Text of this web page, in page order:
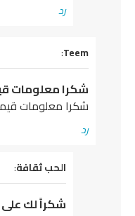
رد
يقول
Teem
:
شكرا معلومات
شكرا معلومات
رد
يقول
الحب ثقافة:
شكراً لك على